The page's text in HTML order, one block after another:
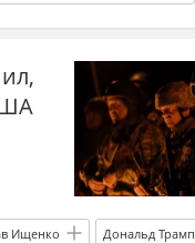
bloomberg
Ищенко Дональд Трамп